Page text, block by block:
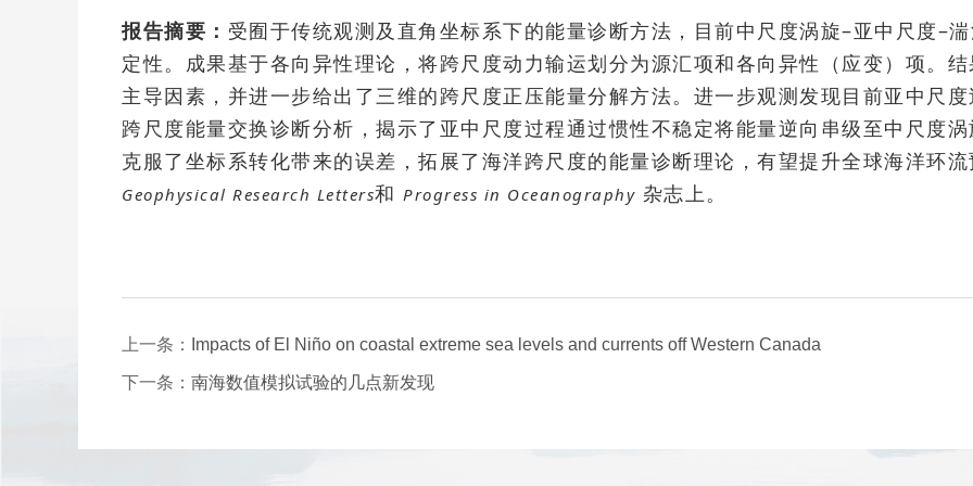
报告摘要： 受囿于传统观测及直角坐标系下的能量诊断方法，目前中尺度涡旋–亚中尺度–
定性。成果基于各向异性理论，将跨尺度动力输运划分为源汇项和各向异性（应变）项。
主导因素，并进一步给出了三维的跨尺度正压能量分解方法。进一步观测发现目前亚中尺
跨尺度能量交换诊断分析，揭示了亚中尺度过程通过惯性不稳定将能量逆向串级至中尺度
克服了坐标系转化带来的误差，拓展了海洋跨尺度的能量诊断理论，有望提升全球海洋环
Geophysical Research Letters和 Progress in Oceanography 杂志上。
上一条： Impacts of El Niño on coastal extreme sea levels and currents off Western Canada
下一条： 南海数值模拟试验的几点新发现